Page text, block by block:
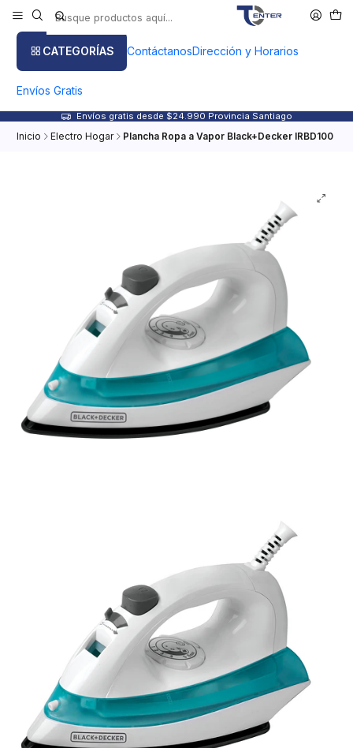
CATEGORÍAS ContáctanosDirección y Horarios
Envíos Gratis
Envíos gratis desde $24.990 Provincia Santiago
Inicio Electro Hogar Plancha Ropa a Vapor Black+Decker IRBD100